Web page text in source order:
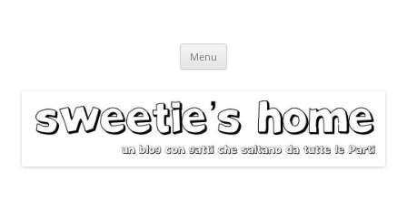
Menu